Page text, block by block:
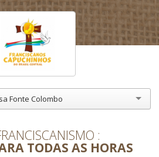
Fonte Colombo
TODAS AS HORAS